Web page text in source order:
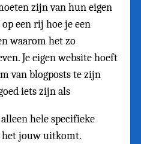
zijn van hun eigen
een rij hoe je een
waarom het zo
Je eigen website hoeft
van blogposts te zijn
iets zijn als
hele specifieke
het jouw uitkomt.